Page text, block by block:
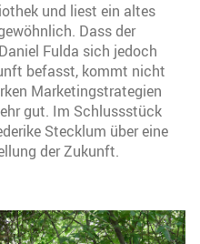
und liest ein altes
Dass der
Fulda sich jedoch
befasst, kommt nicht
Marketingstrategien
gut. Im Schlussstück
Stecklum über eine
der Zukunft.